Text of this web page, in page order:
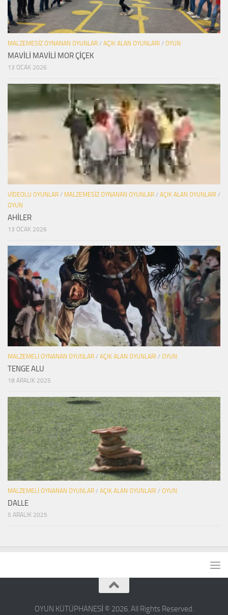
MALZEMESIZ OYNANAN OYUNLAR / AÇIK ALAN OYUNLARI / OYUN
MAVİLİ MAVİLİ MOR ÇİÇEK
13 OCAK 2026
VIDEOLU OYUNLAR / MALZEMESIZ OYNANAN OYUNLAR / AÇIK ALAN OYUNLARI /
OYUN
AHİLER
13 OCAK 2026
MALZEMELI OYNANAN OYUNLAR / AÇIK ALAN OYUNLARI / OYUN
TENGE ALU
18 ARALIK 2025
MALZEMELI OYNANAN OYUNLAR / AÇIK ALAN OYUNLARI / OYUN
DALLE
5 ARALIK 2025
OYUN KÜTÜPHANESİ © 2026. All Rights Reserved.